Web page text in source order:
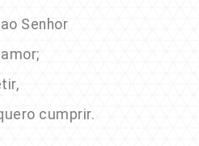
Senhor
cumprir.